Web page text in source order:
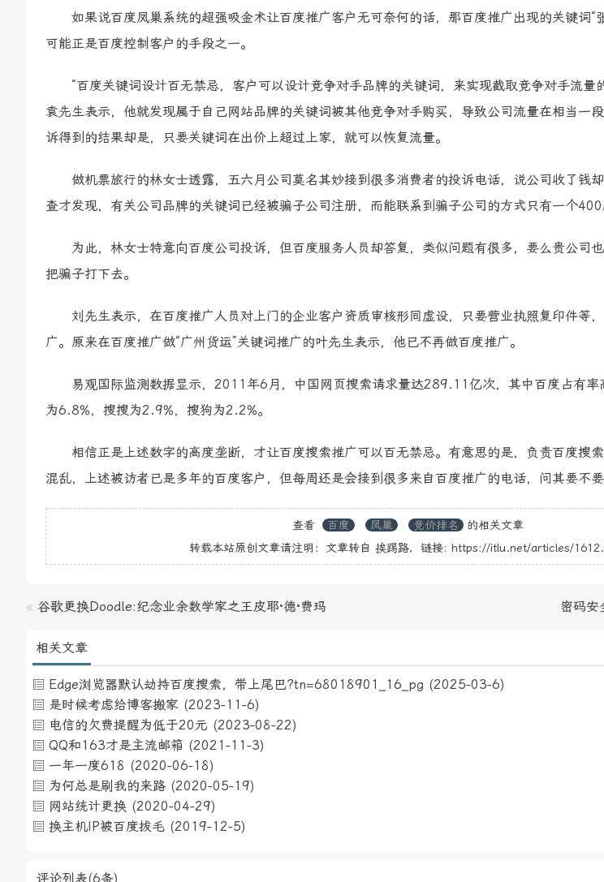
如果说百度凤巢系统的超强吸金术让百度推广客户无可奈何的话，那百度推广出现的关键词“张
可能正是百度控制客户的手段之一。
“百度关键词设计百无禁忌，客户可以设计竞争对手品牌的关键词，来实现截取竞争对手流量
袁先生表示，他就发现属于自己网站品牌的关键词被其他竞争对手购买，导致公司流量在相当一
诉得到的结果却是，只要关键词在出价上超过上家，就可以恢复流量。
做机票旅行的林女士透露，五六月公司莫名其妙接到很多消费者的投诉电话，说公司收了钱
查才发现，有关公司品牌的关键词已经被骗子公司注册，而能联系到骗子公司的方式只有一个400
为此，林女士特意向百度公司投诉，但百度服务人员却答复，类似问题有很多，要么贵公司也
把骗子打下去。
刘先生表示，在百度推广人员对上门的企业客户资质审核形同虚设，只要营业执照复印件等
广。原来在百度推广做“广州货运”关键词推广的叶先生表示，他已不再做百度推广。
易观国际监测数据显示，2011年6月，中国网页搜索请求量达289.11亿次，其中百度占有率
为6.8%，搜搜为2.9%，搜狗为2.2%。
相信正是上述数字的高度垄断，才让百度搜索推广可以百无禁忌。有意思的是，负责百度搜
混乱，上述被访者已是多年的百度客户，但每周还是会接到很多来自百度推广的电话，问其要不要
查看 百度 凤巢 竞价排名
的相关文章
转载本站原创文章请注明：文章转自 挨踢路，链接: https://itlu.net/articles/
« 谷歌更换Doodle:纪念业余数学家之王皮耶·德·费玛 密码安
相关文章
Edge浏览器默认劫持百度搜索，带上尾巴?tn=68018901_16_pg (2025-03-6)
是时候考虑给博客搬家 (2023-11-6)
电信的欠费提醒为低于20元 (2023-08-22)
QQ和163才是主流邮箱 (2021-11-3)
一年一度618 (2020-06-18)
为何总是刷我的来路 (2020-05-19)
网站统计更换 (2020-04-29)
换主机IP被百度拔毛 (2019-12-5)
评论列表(6条)